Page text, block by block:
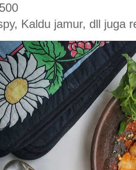
Kaldu jamur, dll juga